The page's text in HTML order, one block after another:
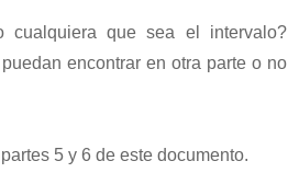
cualquiera que sea el intervalo?
encontrar en otra parte o no
5 y 6 de este documento.